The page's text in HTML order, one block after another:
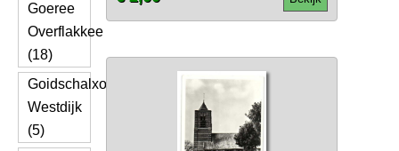
Goeree
Overflakkee
(18)
Goidschalxoord
Westdijk
(5)